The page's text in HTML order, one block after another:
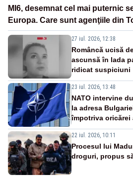
MI6, desemnat cel mai puternic
Europa. Care sunt agenţiile din
27 iul. 2026, 12:38
Româncă ucisă
ascunsă în lada
ridicat suspiciuni
23 iul. 2026, 13:48
NATO intervine
la adresa
împotriva oricărei
22 iul. 2026, 10:11
Procesul lui
droguri, propus